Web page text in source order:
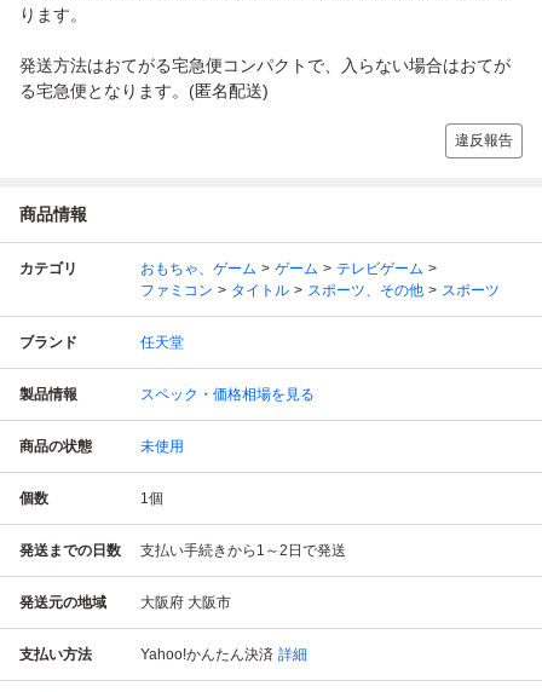
ります。
発送方法はおてがる宅急便コンパクトで、入らない場合はおてが
る宅急便となります。(匿名配送)
違反報告
商品情報
カテゴリ おもちゃ、ゲーム ゲーム
テレビゲーム
ファミコン
タイトル スポーツ、その他 スポーツ
ブランド 任天堂
製品情報 スペック・価格相場を見る
商品の状態 未使用
個数 1個
発送までの日数 支払い手続きから1～2日で発送
発送元の地域 大阪府 大阪市
支払い方法 Yahoo!かんたん決済 詳細